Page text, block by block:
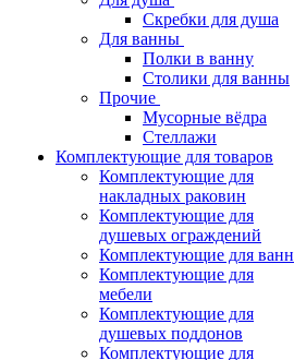
Скребки для душа
Для ванны
Полки в ванну
Столики для ванны
Прочие
Мусорные вёдра
Стеллажи
Комплектующие для товаров
Комплектующие для
накладных раковин
Комплектующие для
душевых ограждений
Комплектующие для ванн
Комплектующие для
мебели
Комплектующие для
душевых поддонов
Комплектующие для